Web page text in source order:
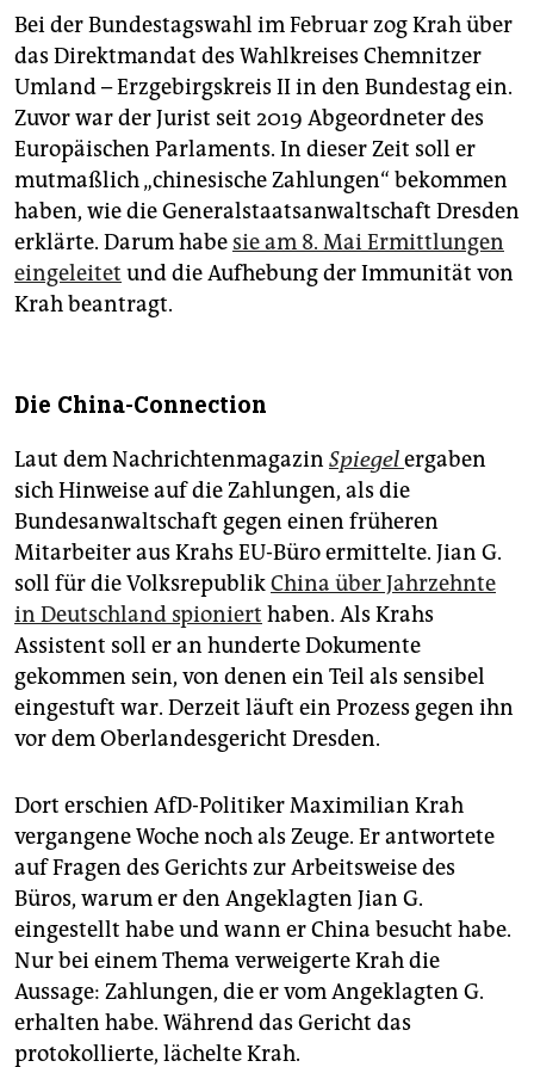
Bei der Bundestagswahl im Februar zog Krah über
das Direktmandat des Wahlkreises Chemnitzer
Umland – Erzgebirgskreis II in den Bundestag ein.
Zuvor war der Jurist seit 2019 Abgeordneter des
Europäischen Parlaments. In dieser Zeit soll er
mutmaßlich „chinesische Zahlungen“ bekommen
haben, wie die Generalstaatsanwaltschaft Dresden
erklärte. Darum habe sie am 8. Mai Ermittlungen
eingeleitet und die Aufhebung der Immunität von
Krah beantragt.
Die China-Connection
Laut dem Nachrichtenmagazin Spiegelergaben
sich Hinweise auf die Zahlungen, als die
Bundesanwaltschaft gegen einen früheren
Mitarbeiter aus Krahs EU-Büro ermittelte. Jian G.
soll für die VolksrepublikChina über Jahrzehnte
in Deutschland spioniert haben. Als Krahs
Assistent soll er an hunderte Dokumente
gekommen sein, von denen ein Teil als sensibel
eingestuft war. Derzeit läuft ein Prozess gegen ihn
vor dem Oberlandesgericht Dresden.
Dort erschien AfD-Politiker Maximilian Krah
vergangene Woche noch als Zeuge. Er antwortete
auf Fragen des Gerichts zur Arbeitsweise des
Büros, warum er den Angeklagten Jian G.
eingestellt habe und wann er China besucht habe.
Nur bei einem Thema verweigerte Krah die
Aussage: Zahlungen, die er vom Angeklagten G.
erhalten habe. Während das Gericht das
protokollierte, lächelte Krah.